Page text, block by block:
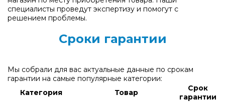
специалисты проведут экспертизу и помогут с
решением проблемы.
Сроки гарантии
Мы собрали для вас актуальные данные по срокам
гарантии на самые популярные категории:
Категория
Товар
Срок
гарантии